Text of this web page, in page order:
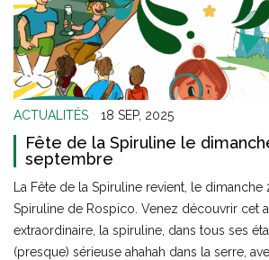
ACTUALITÉS 18 SEP, 2025
Fête de la Spiruline le
septembre
La Fête de la Spiruline revient, le
Spiruline de Rospico. Venez découvrir cet
extraordinaire, la spiruline, dans tous ses
(presque) sérieuse ahahah dans la serre,